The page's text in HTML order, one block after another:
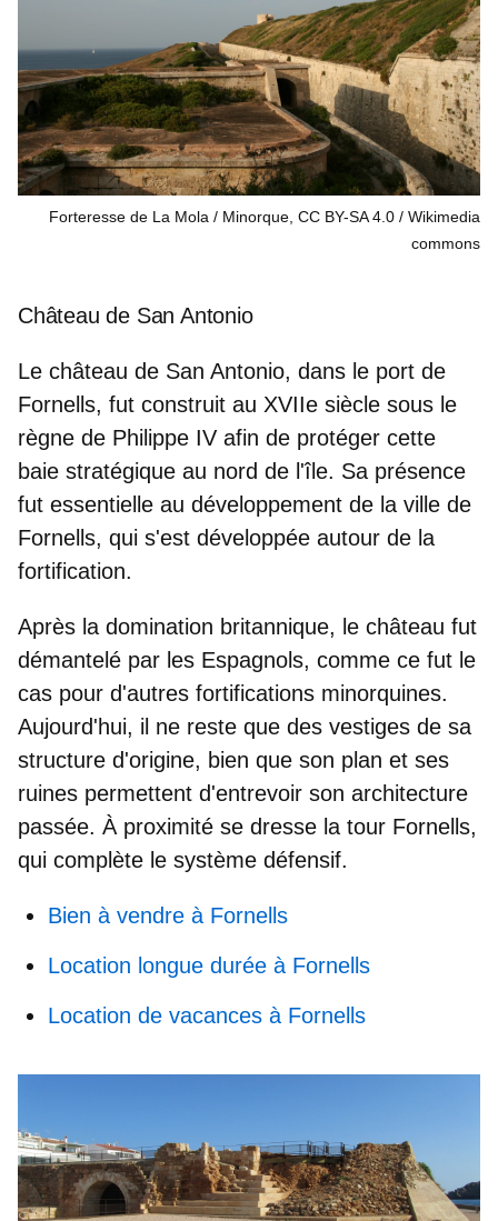
Forteresse de La Mola / Minorque, CC BY-SA 4.0
Wikimedia
commons
Château de San Antonio
Le château de San Antonio, dans le port de
Fornells, fut construit au XVIIe siècle sous le
règne de Philippe IV afin de protéger cette
baie stratégique au nord de l'île. Sa présence
fut essentielle au développement de la ville de
Fornells, qui s'est développée autour de la
fortification.
Après la domination britannique, le château fut
démantelé par les Espagnols, comme ce fut le
cas pour d'autres fortifications minorquines.
Aujourd'hui, il ne reste que des vestiges de sa
structure d'origine, bien que son plan et ses
ruines permettent d'entrevoir son architecture
passée. À proximité se dresse la tour Fornells,
qui complète le système défensif.
Bien à vendre à Fornells
Location longue durée à Fornells
Location de vacances à Fornells